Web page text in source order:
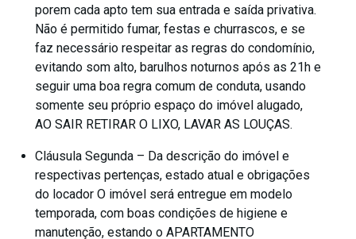
porem cada apto tem sua entrada e saída privativa.
Não é permitido fumar, festas e churrascos, e se
faz necessário respeitar as regras do condomínio,
evitando som alto, barulhos noturnos após as 21h e
seguir uma boa regra comum de conduta, usando
somente seu próprio espaço do imóvel alugado,
AO SAIR RETIRAR O LIXO, LAVAR AS LOUÇAS.
Cláusula Segunda – Da descrição do imóvel e
respectivas pertenças, estado atual e obrigações
do locador O imóvel será entregue em modelo
temporada, com boas condições de higiene e
manutenção, estando o APARTAMENTO